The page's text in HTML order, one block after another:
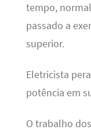
tempo,
passado a
superior.
Eletricista
potência em
O trabalho